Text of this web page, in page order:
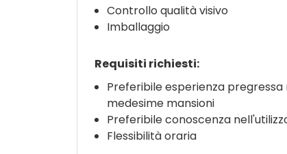
Controllo qualità visivo
Imballaggio
Requisiti richiesti:
Preferibile esperienza pregressa
medesime mansioni
Preferibile conoscenza
Flessibilità oraria